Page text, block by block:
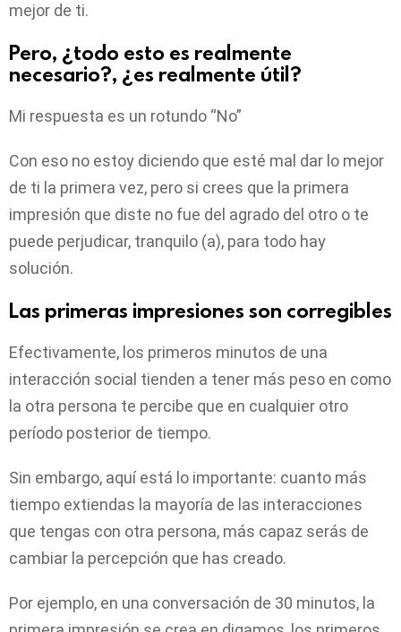
mejor de ti.
Pero, ¿todo esto es realmente
necesario?, ¿es realmente útil?
Mi respuesta es un rotundo “No”
Con eso no estoy diciendo que esté mal dar lo mejor
de ti la primera vez, pero si crees que la primera
impresión que diste no fue del agrado del otro o te
puede perjudicar, tranquilo (a), para todo hay
solución.
Las primeras impresiones son corregibles
Efectivamente, los primeros minutos de una
interacción social tienden a tener más peso en como
la otra persona te percibe que en cualquier otro
período posterior de tiempo.
Sin embargo, aquí está lo importante: cuanto más
tiempo extiendas la mayoría de las interacciones
que tengas con otra persona, más capaz serás de
cambiar la percepción que has creado.
Por ejemplo, en una conversación de 30 minutos, la